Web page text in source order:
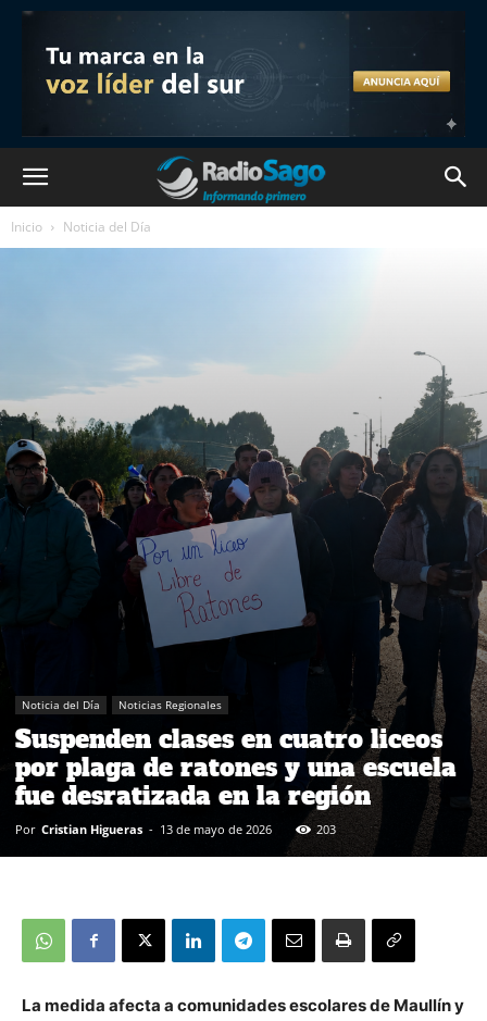
Inicio Noticia del Día
Noticia del Día Noticias Regionales
Suspenden clases en cuatro liceos
por plaga de ratones y una escuela
fue desratizada en la región
Por Cristian Higueras - 13 de mayo de 2026 203
La medida afecta a comunidades escolares de Maullín y